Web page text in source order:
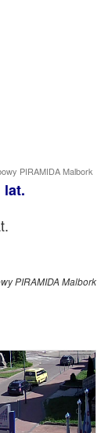
PIRAMIDA Malbork
lat.
PIRAMIDA Malbork